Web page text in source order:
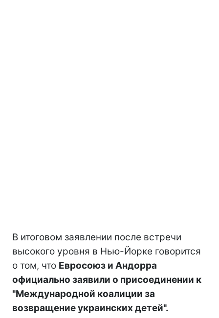
В итоговом заявлении после встречи
высокого уровня в Нью-Йорке говорится
о том, что Евросоюз и Андорра
официально заявили о присоединении к
"Международной коалиции за
возвращение украинских детей".